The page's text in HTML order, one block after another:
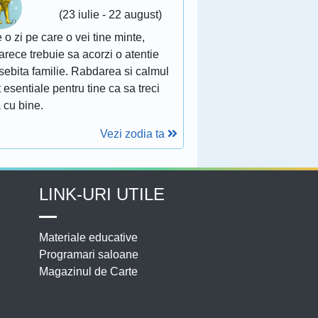
(23 iulie - 22 august)
o zi pe care o vei tine minte,
trebuie sa acorzi o atentie
familie. Rabdarea si calmul
esentiale pentru tine ca sa treci
cu bine.
Vezi zodia ta
LINK-URI UTILE
Materiale educative
Programari saloane
Magazinul de Carte